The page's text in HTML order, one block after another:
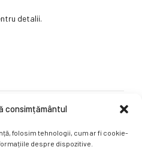
consimțământul
folosim tehnologii, cum ar fi cookie-
despre dispozitive.
detalii.